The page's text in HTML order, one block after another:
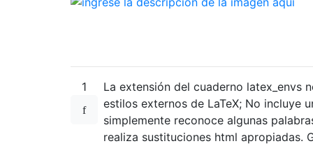
1
La extensión del cuaderno latex_envs
estilos externos de LaTeX; No incluye
simplemente reconoce algunas
realiza sustituciones html apropiadas.